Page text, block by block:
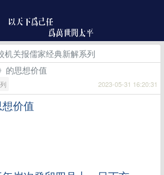
机关报儒家经典新解系列
的思想价值
2023-05-31 16:20:31
价值